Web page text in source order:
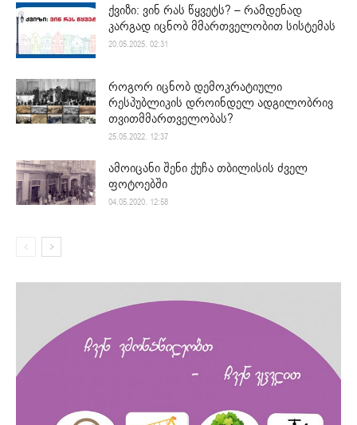
ქვიზი: ვინ რას წყვეტს? – რამდენად
კარგად იცნობ მმართველობით სისტემას
20.05.2025. 02:31
როგორ იცნობ დემოკრატიული
რესპუბლიკის დროინდელ ადგილობრივ
თვითმმართველობას?
25.05.2022. 12:37
ამოიცანი შენი ქუჩა თბილისის ძველ
ფოტოებში
04.05.2020. 12:58